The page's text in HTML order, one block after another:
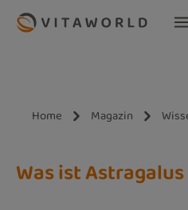
Zum Hauptinhalt springen
Home Magazin
Was ist